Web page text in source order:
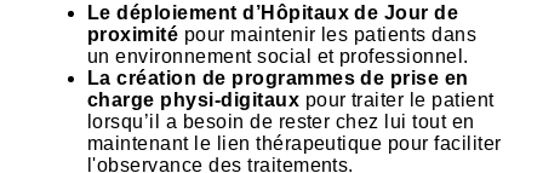
Le déploiement d’Hôpitaux de Jour de
proximité pour maintenir les patients dans
un environnement social et professionnel.
La création de programmes de prise en
charge physi-digitaux pour traiter le patient
lorsqu’il a besoin de rester chez lui tout en
maintenant le lien thérapeutique pour faciliter
l'observance des traitements.